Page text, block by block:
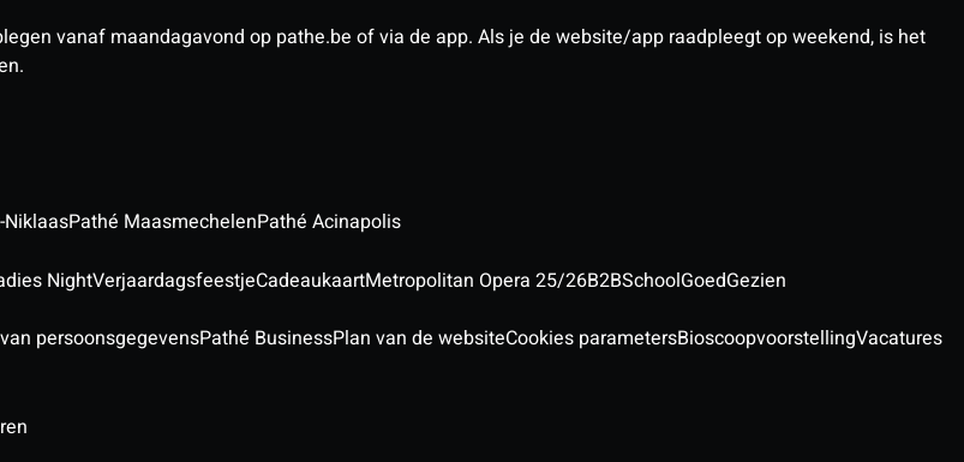
vanaf maandagavond op pathe.be of via de app. Als je de website/app raadpleegt op weekend, is het
NiklaasPathé MaasmechelenPathé Acinapolis
NightVerjaardagsfeestjeCadeaukaartMetropolitan Opera 25/26B2BSchoolGoedGezien
persoonsgegevensPathé BusinessPlan van de websiteCookies parametersBioscoopvoorstellingVacatures